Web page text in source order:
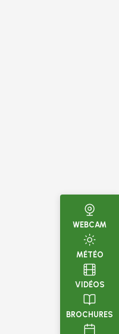
WEBCAM
MÉTÉO
VIDÉOS
BROCHURES